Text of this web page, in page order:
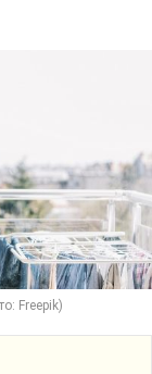
Freepik)